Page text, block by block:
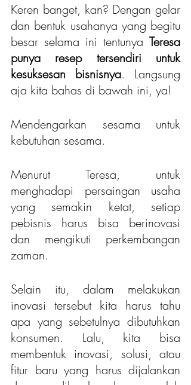
Keren banget, kan? Dengan gelar
dan bentuk usahanya yang begitu
besar selama ini tentunya Teresa
punya resep tersendiri untuk
kesuksesan bisnisnya. Langsung
aja kita bahas di bawah ini, ya!
Mendengarkan sesama untuk
kebutuhan sesama.
Menurut Teresa, untuk
menghadapi persaingan usaha
yang semakin ketat, setiap
pebisnis harus bisa berinovasi
dan mengikuti perkembangan
zaman.
Selain itu, dalam melakukan
inovasi tersebut kita harus tahu
apa yang sebetulnya dibutuhkan
konsumen. Lalu, kita bisa
membentuk inovasi, solusi, atau
fitur baru yang harus dijalankan